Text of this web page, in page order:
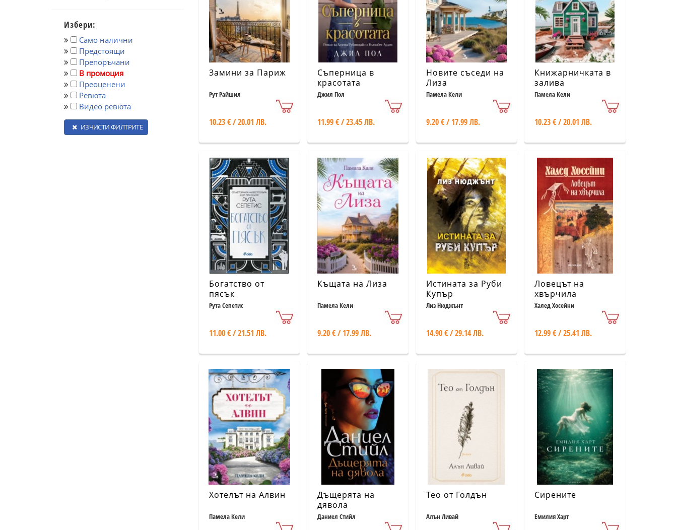
Избери:
Само налични
Предстоящи
Препоръчани
В промоция
Преоценени
Ревюта
Видео ревюта
ИЗЧИСТИ ФИЛТРИТЕ
Замини за Париж
Рут Райшил
10.23 € / 20.01 ЛВ.
Съперница в
красотата
Джил Пол
11.99 € / 23.45 ЛВ.
Новите съседи на
Лиза
Памела Кели
9.20 € / 17.99 ЛВ.
Книжарничката в
залива
Памела Кели
10.23 € / 20.01 ЛВ.
Богатство от
пясък
Рута Сепетис
11.00 € / 21.51 ЛВ.
Къщата на Лиза
Памела Кели
9.20 € / 17.99 ЛВ.
Истината за Руби
Купър
Лиз Нюджънт
14.90 € / 29.14 ЛВ.
Ловецът на
хвърчила
(юбилейно
Халед Хосейни
12.99 € / 25.41 ЛВ.
Хотелът на Алвин
Памела Кели
Дъщерята на
дявола
Даниел Стийл
Тео от Голдън
Алън Ливай
Сирените
Емилия Харт